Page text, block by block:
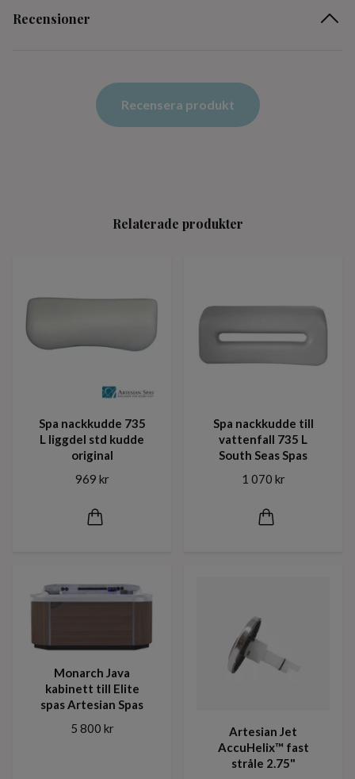
Recensioner
Recensera produkt
Relaterade produkter
Spa nackkudde 735
L liggdel std kudde
original
969 kr
Spa nackkudde till
vattenfall 735 L
South Seas Spas
1 070 kr
Monarch Java
kabinett till Elite
spas Artesian Spas
5 800 kr
Artesian Jet
AccuHelix™ fast
stråle 2.75"